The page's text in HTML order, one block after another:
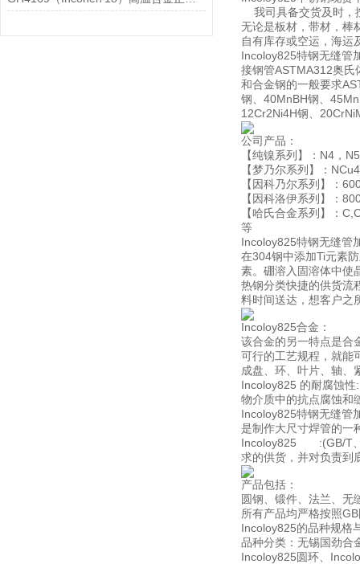
我司具备交货及时，
无论是板材，带材，棒
自有库存或空运，海运
Incoloy825特钢无缝
接钢管ASTMA312奥氏
和合金钢的一般要求
钢、40MnBH钢、
12Cr2Ni4H钢、
公司产品：
【纯镍系列】：N4，
【梦乃尔系列】：
【因科乃尔系列】：
【因科洛伊系列】：
【哈氏合金系列】：
等
Incoloy825特钢无缝
在304钢中添加Ti元素
素。硼溶入固溶体中使
热钢分类快捷的供货流
料时间送达，想客户之
Incoloy825合金：
该合金的另一特点是合
可行的工艺规程，就能
成盘、环、叶片、轴、
Incoloy825 的耐腐蚀
物介质中的抗点腐蚀和
Incoloy825特钢无缝
是制作大尺寸焊管的一
Incoloy825 :(GB/T、
求的供货，并对负责到
产品包括：
圆钢、锻件、法兰、无
所有产品均严格按照
Incoloy825的品种规格
品种分类：无锡国劲合
Incoloy825圆环、